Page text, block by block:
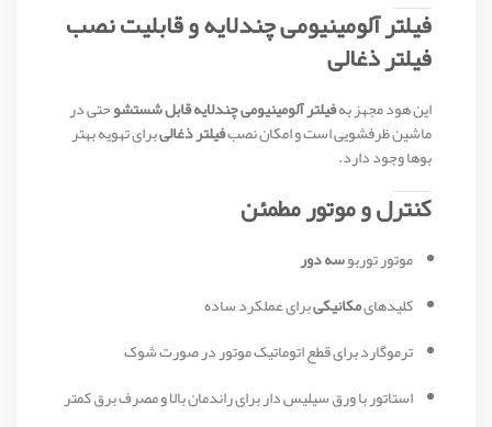
فیلتر آلومینیومی چندلایه و قابلیت نصب
فیلتر ذغالی
این هود مجهز بهفیلتر آلومینیومی چندلایه قابل شستشوحتی در
ماشین ظرفشویی است و امکان نصبفیلتر ذغالیبرای تهویه بهتر
بوها وجود دارد.
کنترل و موتور مطمئن
موتور توربوسه دور
کلیدهایمکانیکیبرای عملکرد ساده
ترموگارد برای قطع اتوماتیک موتور در صورت شوک
استاتور با ورق سیلیس دار برای راندمان بالا و مصرف برق کمتر